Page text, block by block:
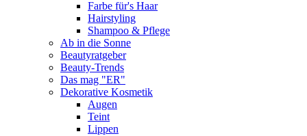
Farbe für's Haar
Hairstyling
Shampoo & Pflege
Ab in die Sonne
Beautyratgeber
Beauty-Trends
Das mag "ER"
Dekorative Kosmetik
Augen
Teint
Lippen